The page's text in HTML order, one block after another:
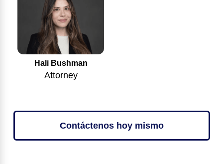
Hali Bushman
Attorney
Contáctenos hoy mismo